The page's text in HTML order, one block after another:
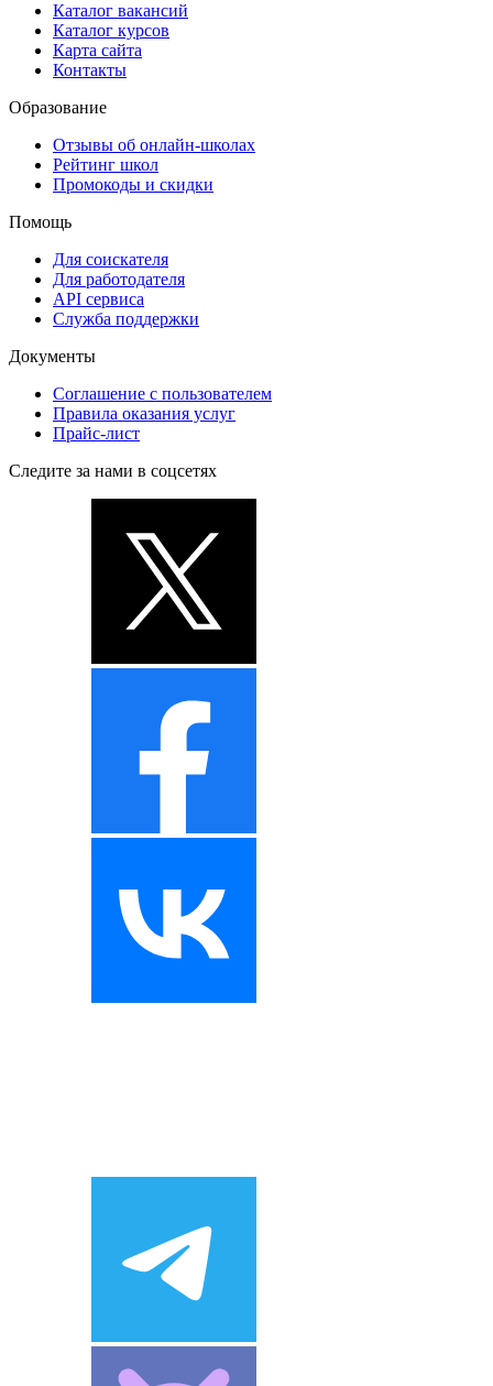
Каталог вакансий
Каталог курсов
Карта сайта
Контакты
Образование
Отзывы об онлайн-школах
Рейтинг школ
Промокоды и скидки
Помощь
Для соискателя
Для работодателя
API сервиса
Служба поддержки
Документы
Соглашение с пользователем
Правила оказания услуг
Прайс-лист
Следите за нами в соцсетях